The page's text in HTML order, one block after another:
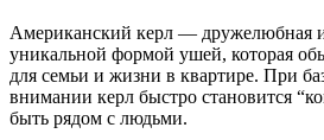
Американский керл — дружелюбная
уникальной формой ушей, которая
для семьи и жизни в квартире. При
внимании керл быстро становится
быть рядом с людьми.